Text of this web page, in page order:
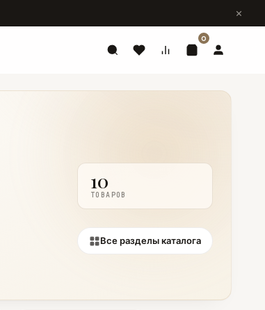
0
Все разделы каталога
10
ТОВАРОВ